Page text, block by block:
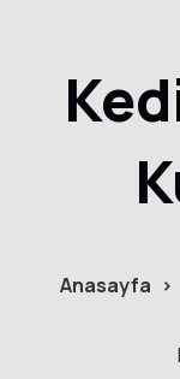
Anasayfa